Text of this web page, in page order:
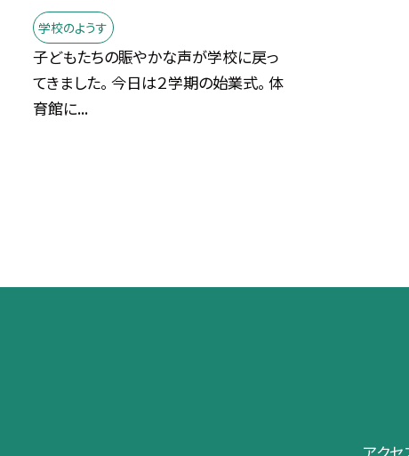
学校のようす
子どもたちの賑やかな声が学校に戻っ
てきました。 今日は２学期の始業式。 体
育館に...
アク